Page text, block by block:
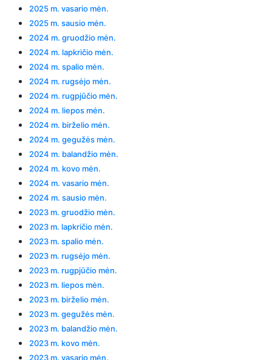
2025 m. vasario mėn.
2025 m. sausio mėn.
2024 m. gruodžio mėn.
2024 m. lapkričio mėn.
2024 m. spalio mėn.
2024 m. rugsėjo mėn.
2024 m. rugpjūčio mėn.
2024 m. liepos mėn.
2024 m. birželio mėn.
2024 m. gegužės mėn.
2024 m. balandžio mėn.
2024 m. kovo mėn.
2024 m. vasario mėn.
2024 m. sausio mėn.
2023 m. gruodžio mėn.
2023 m. lapkričio mėn.
2023 m. spalio mėn.
2023 m. rugsėjo mėn.
2023 m. rugpjūčio mėn.
2023 m. liepos mėn.
2023 m. birželio mėn.
2023 m. gegužės mėn.
2023 m. balandžio mėn.
2023 m. kovo mėn.
2023 m. vasario mėn.